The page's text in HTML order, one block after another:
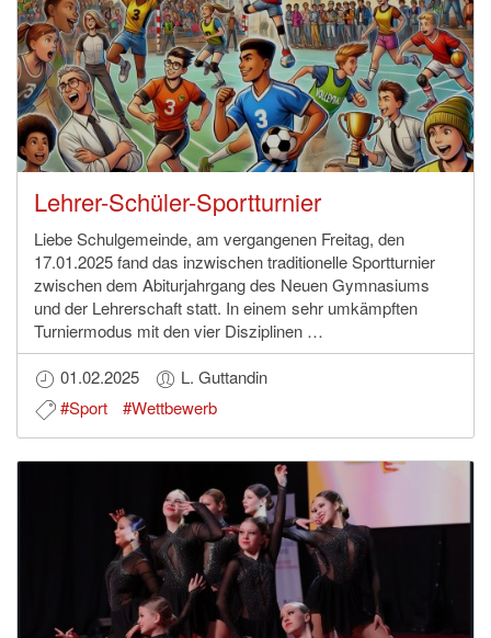
Lehrer-Schüler-Sportturnier
Liebe Schulgemeinde, am vergangenen Freitag, den
17.01.2025 fand das inzwischen traditionelle Sportturnier
zwischen dem Abiturjahrgang des Neuen Gymnasiums
und der Lehrerschaft statt. In einem sehr umkämpften
Turniermodus mit den vier Disziplinen …
01.02.2025
L. Guttandin
#Sport
#Wettbewerb